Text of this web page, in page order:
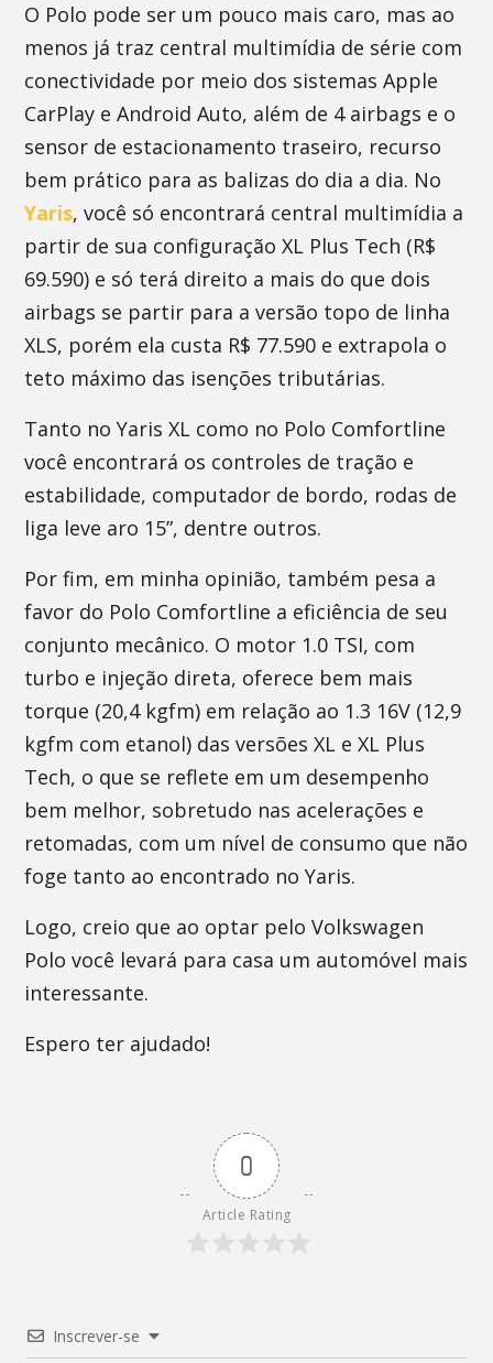
O Polo pode ser um pouco mais caro, mas ao
menos já traz central multimídia de série com
conectividade por meio dos sistemas Apple
CarPlay e Android Auto, além de 4 airbags e o
sensor de estacionamento traseiro, recurso
bem prático para as balizas do dia a dia. No
Yaris, você só encontrará central multimídia a
partir de sua configuração XL Plus Tech (R$
69.590) e só terá direito a mais do que dois
airbags se partir para a versão topo de linha
XLS, porém ela custa R$ 77.590 e extrapola o
teto máximo das isenções tributárias.
Tanto no Yaris XL como no Polo Comfortline
você encontrará os controles de tração e
estabilidade, computador de bordo, rodas de
liga leve aro 15”, dentre outros.
Por fim, em minha opinião, também pesa a
favor do Polo Comfortline a eficiência de seu
conjunto mecânico. O motor 1.0 TSI, com
turbo e injeção direta, oferece bem mais
torque (20,4 kgfm) em relação ao 1.3 16V (12,9
kgfm com etanol) das versões XL e XL Plus
Tech, o que se reflete em um desempenho
bem melhor, sobretudo nas acelerações e
retomadas, com um nível de consumo que não
foge tanto ao encontrado no Yaris.
Logo, creio que ao optar pelo Volkswagen
Polo você levará para casa um automóvel mais
interessante.
Espero ter ajudado!
0
Article Rating
Inscrever-se